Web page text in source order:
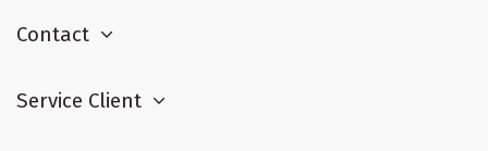
Contact
Service Client